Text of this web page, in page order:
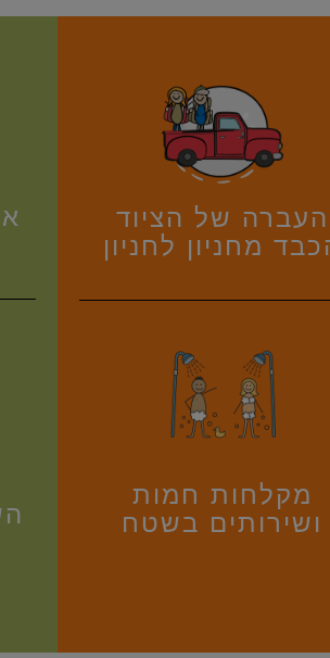
העברה של הציוד
מחניון לחניון
מקלחות חמות
ושירותים בשטח